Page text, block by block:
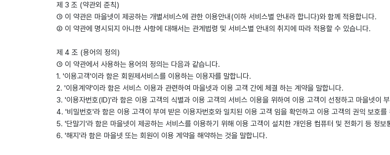
제 3 조 (약관외 준칙)
① 이 약관은 마을넷이 제공하는 개별서비스에 관한 이용안내(이하 서비스별 안내라 합니다)와 함께 적용합니다.
② 이 약관에 명시되지 아니한 사항에 대해서는 관계법령 및 서비스별 안내의 취지에 따라 적용할 수 있습니다.
제 4 조 (용어의 정의)
① 이 약관에서 사용하는 용어의 정의는 다음과 같습니다.
1. '이용고객'이라 함은 회원제서비스를 이용하는 이용자를 말합니다.
2. '이용계약'이라 함은 서비스 이용과 관련하여 마을넷과 이용 고객 간에 체결 하는 계약을 말합니다.
3. '이용자번호(ID)'라 함은 이용 고객의 식별과 이용 고객의 서비스 이용을 위하여 이용 고객이 선정하고 마을넷이
4. '비밀번호'라 함은 이용 고객이 부여 받은 이용자번호와 일치된 이용 고객 임을 확인하고 이용 고객의 권익 보호
5. '단말기'라 함은 마을넷이 제공하는 서비스를 이용하기 위해 이용 고객이 설치한 개인용 컴퓨터 및 전화기 등 정보
6. '해지'라 함은 마을넷 또는 회원이 이용 계약을 해약하는 것을 말합니다.